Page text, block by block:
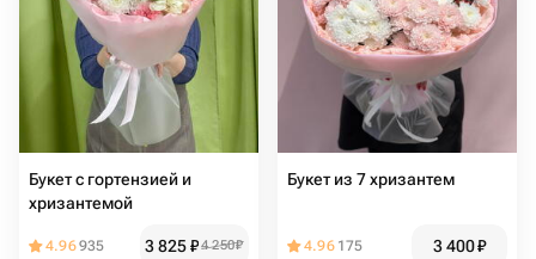
Букет с гортензией и
хризантемой
4.96935 3 825₽4 250₽
Букет из 7 хризантем
4.96 175 3 400₽